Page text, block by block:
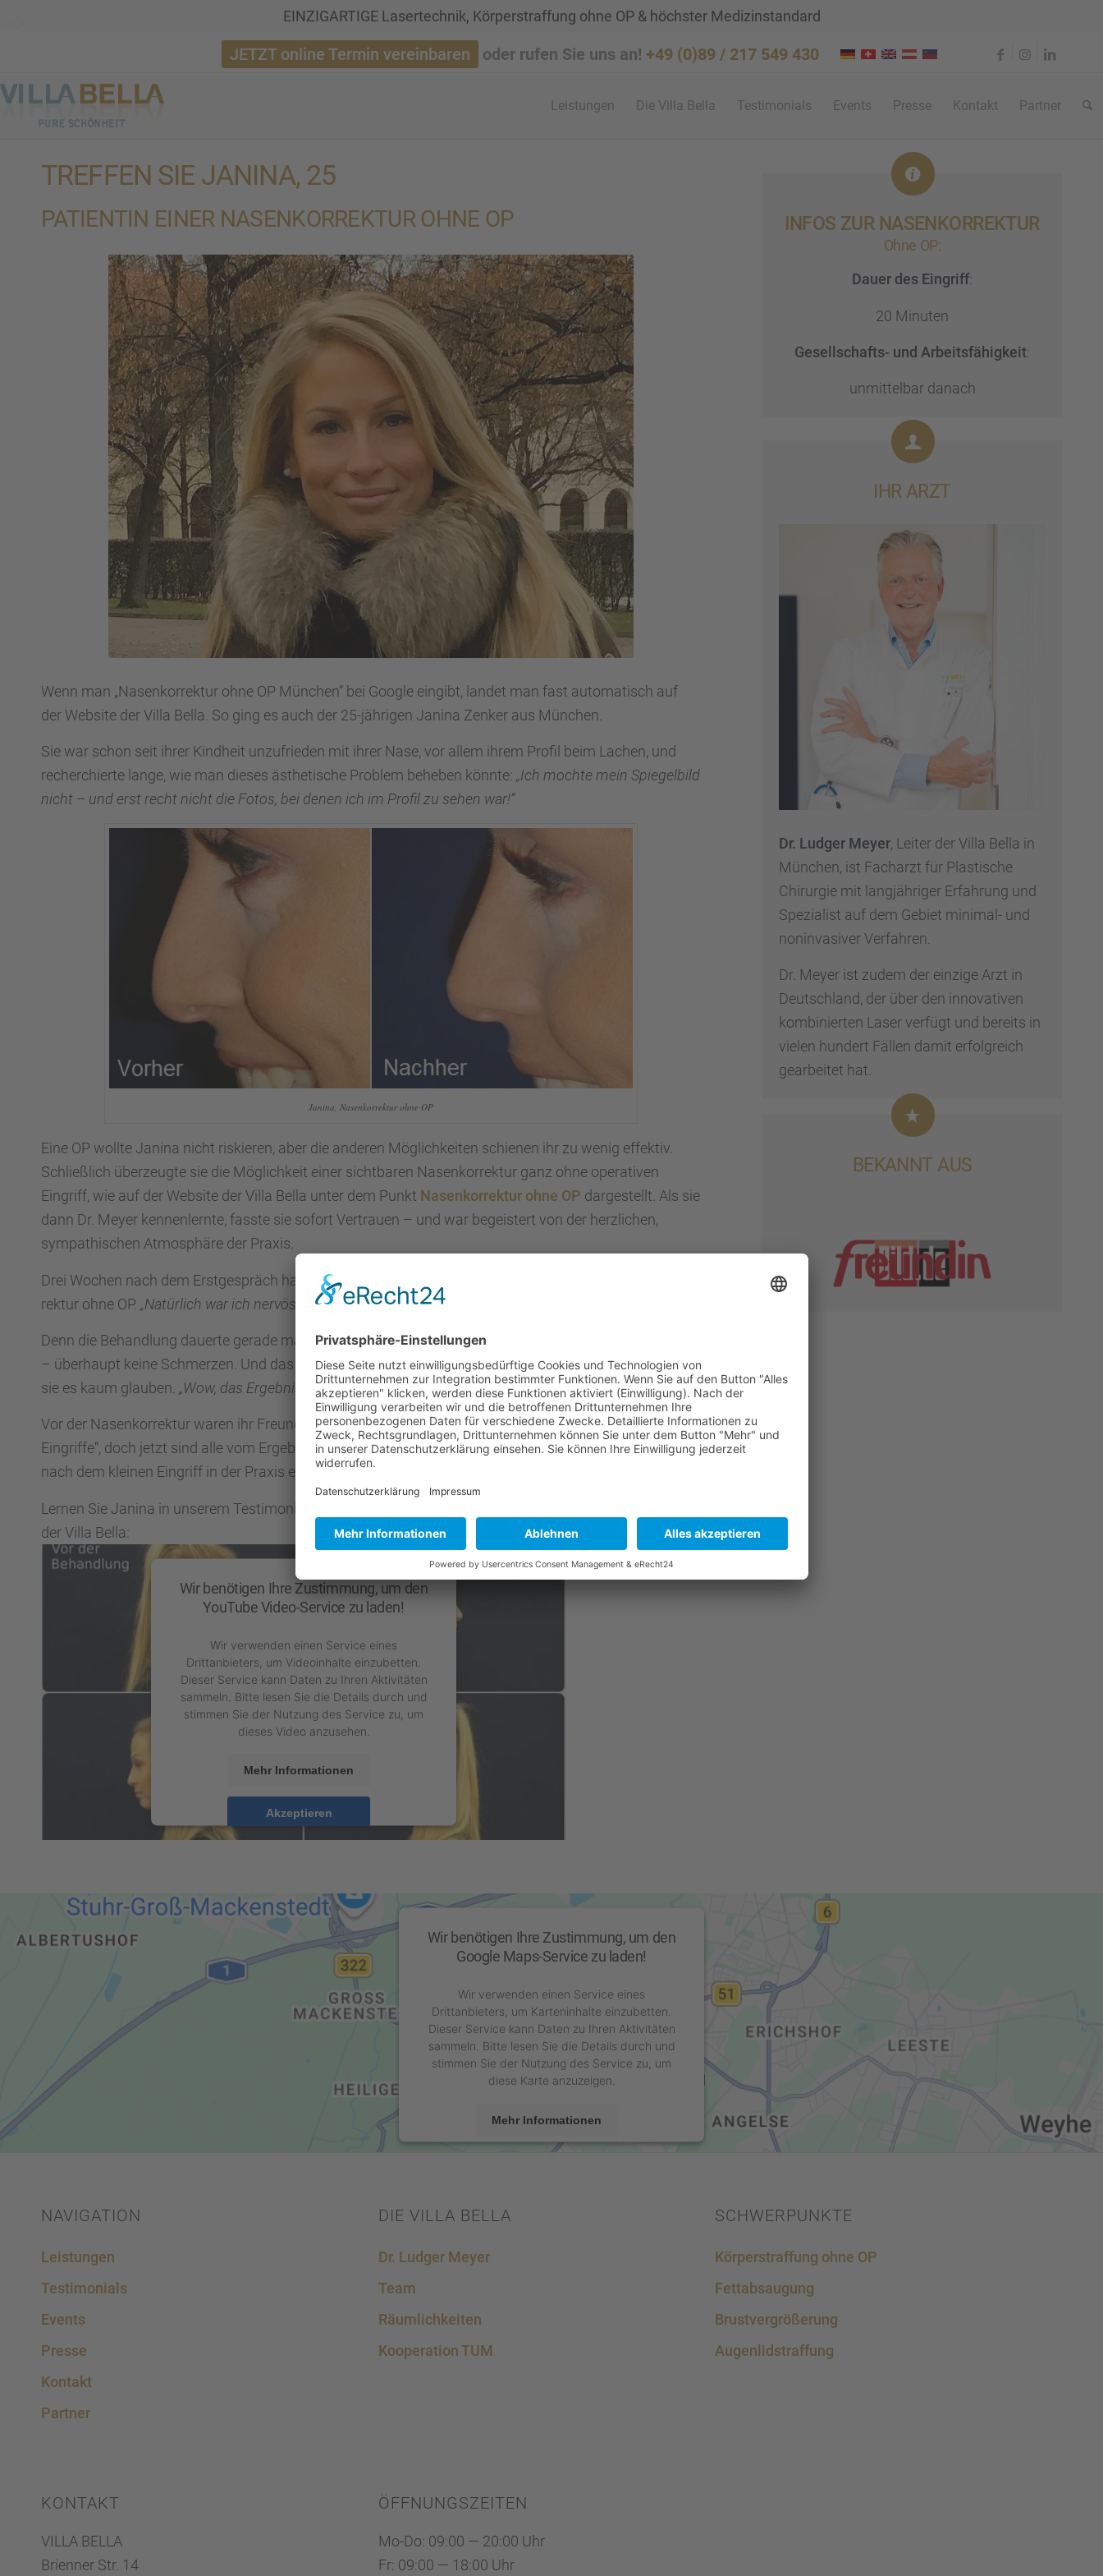
EINZIGARTIGE Lasertechnik, Körperstraffung ohne OP & höchster Medizinstandard
JETZT online Termin vereinbaren oder rufen Sie uns an! +49 (0)89 / 217 549 430
Leistun­gen Die Villa Bella Testi­mo­ni­als Events Presse Kontakt Partner
TREFFEN SIE JANINA, 25
PATIEN­TIN EINER NASEN­KOR­REK­TUR OHNE OP
Wenn man „Nasen­kor­rek­tur ohne OP München“ bei Google eingibt, landet man fast automa­tisch auf
der Website der Villa Bella. So ging es auch der 25-jähri­gen Janina Zenker aus München.
Sie war schon seit ihrer Kindheit unzufrie­den mit ihrer Nase, vor allem ihrem Profil beim Lachen, und
recher­chierte lange, wie man dieses ästhe­ti­sche Problem beheben könnte: „Ich mochte mein Spiegel­bild
nicht – und erst recht nicht die Fotos, bei denen ich im Profil zu sehen war!“
Janina, Nasen­kor­rek­tur ohne OP
Eine OP wollte Janina nicht riskie­ren, aber die anderen Möglich­kei­ten schie­nen ihr zu wenig effek­tiv.
Schließ­lich überzeugte sie die Möglich­keit einer sicht­ba­ren Nasen­kor­rek­tur ganz ohne opera­ti­ven
Eingriff, wie auf der Website der Villa Bella unter dem Punkt Nasen­kor­rek­tur ohne OP darge­stellt. Als sie
dann Dr. Meyer kennen­lernte, fasste sie sofort Vertrauen – und war begeis­tert von der herzli­chen,
sympa­thi­schen Atmosphäre der Praxis.
Drei Wochen nach dem Erstge­spräch hatte Janina dann „ihren“ Termin in der Villa Bella zur Nasen­kor­
rek­tur ohne OP. „Natür­lich war ich nervös – aber völlig umsonst, wie sich heraus­ge­stellt hat!“
Denn die Behand­lung dauerte gerade mal zwanzig Minuten und Janina hatte dabei – wie verspro­chen
– überhaupt keine Schmer­zen. Und das ganz ohne Betäu­bung! Als Janina in den Spiegel blickte, konnte
sie es kaum glauben. „Wow, das Ergeb­nis ist einfach phäno­me­nal!“
Vor der Nasen­kor­rek­tur waren ihr Freund und ihre Familie skeptisch gegen­über dem Thema „Beauty-
Eingriffe“, doch jetzt sind alle vom Ergeb­nis begeis­tert, wie Janina beim Kontroll­ter­min zwei Wochen
nach dem kleinen Eingriff in der Praxis erzählt.„Endlich mag ich mein Profil!“
Lernen Sie Janina in unserem Testi­mo­nial-Video kennen und erfah­ren Sie mehr über Ihre Behand­lung in
der Villa Bella:
Wir benötigen Ihre Zustimmung, um den
YouTube Video-Service zu laden!
Wir verwenden einen Service eines
Drittanbieters, um Videoinhalte einzubetten.
Dieser Service kann Daten zu Ihren Aktivitäten
sammeln. Bitte lesen Sie die Details durch und
stimmen Sie der Nutzung des Service zu, um
dieses Video anzusehen.
Mehr Informationen
Akzeptieren
powered by
INFOS ZUR NASEN­KOR­REK­TUR
Ohne OP:
Dauer des Eingriff:
20 Minuten
Gesell­schafts- und Arbeits­fä­hig­keit:
unmit­tel­bar danach
IHR ARZT
Dr. Ludger Meyer, Leiter der Villa Bella in
München, ist Facharzt für Plasti­sche
Chirur­gie mit langjäh­ri­ger Erfah­rung und
Spezia­list auf dem Gebiet minimal- und
nonin­va­si­ver Verfah­ren.
Dr. Meyer ist zudem der einzige Arzt in
Deutsch­land, der über den innova­ti­ven
kombi­nier­ten Laser verfügt und bereits in
vielen hundert Fällen damit erfolg­reich
gearbei­tet hat.
BEKANNT AUS
Wir benötigen Ihre Zustimmung, um den
Google Maps-Service zu laden!
Wir verwenden einen Service eines
Drittanbieters, um Karteninhalte einzubetten.
Dieser Service kann Daten zu Ihren Aktivitäten
sammeln. Bitte lesen Sie die Details durch und
stimmen Sie der Nutzung des Service zu, um
diese Karte anzuzeigen.
Mehr Informationen
Platform
NAVIGA­TION
Leistun­gen
Testi­mo­ni­als
Events
Presse
Kontakt
Partner
DIE VILLA BELLA
Dr. Ludger Meyer
Team
Räumlich­kei­ten
Koope­ra­tion TUM
SCHWER­PUNKTE
Körper­straf­fung ohne OP
Fettab­sau­gung
Brust­ver­grö­ße­rung
Augen­lid­s­traf­fung
KONTAKT
VILLA BELLA
Brien­ner Str. 14
ÖFFNUNGS­ZEI­TEN
Mo-Do: 09:00 — 20:00 Uhr
Fr: 09:00 — 18:00 Uhr